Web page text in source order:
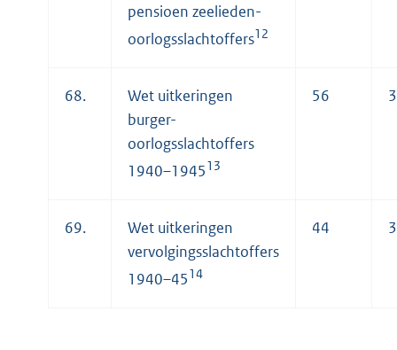
pensioen zeelieden-
oorlogsslachtoffers12
68.
Wet uitkeringen
burger-
oorlogsslachtoffers
1940–194513
56 3
69.
Wet uitkeringen
vervolgingsslachtoffers
1940–4514
44 3